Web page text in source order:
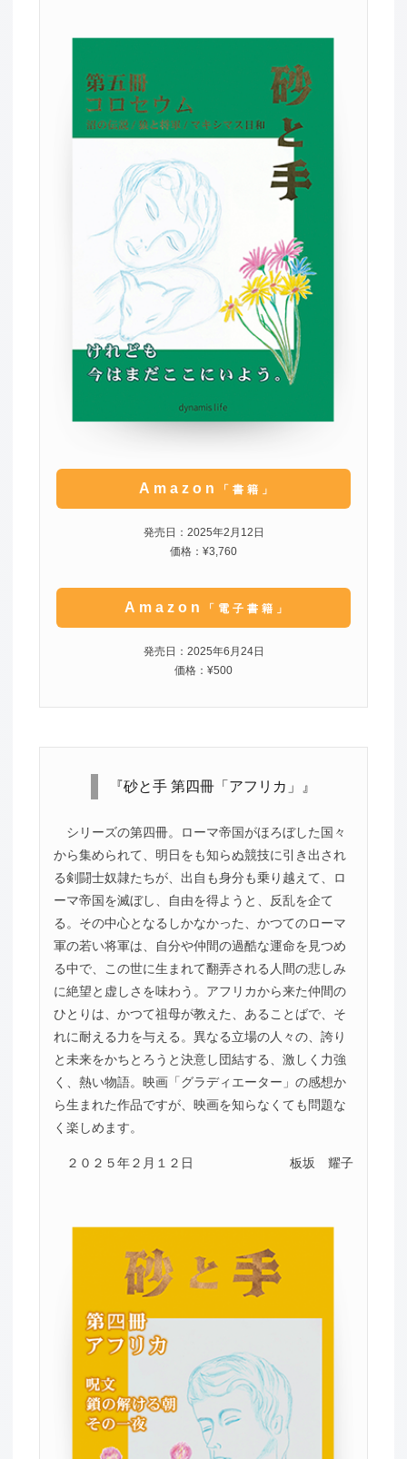
Amazon 「書籍」
発売日：2025年2月12日
価格：¥3,760
Amazon 「電子書籍」
発売日：2025年6月24日
価格：¥500
『砂と手 第四冊「アフリカ」』
シリーズの第四冊。ローマ帝国がほろぼした国々
から集められて、明日をも知らぬ競技に引き出され
る剣闘士奴隷たちが、出自も身分も乗り越えて、ロ
ーマ帝国を滅ぼし、自由を得ようと、反乱を企て
る。その中心となるしかなかった、かつてのローマ
軍の若い将軍は、自分や仲間の過酷な運命を見つめ
る中で、この世に生まれて翻弄される人間の悲しみ
に絶望と虚しさを味わう。アフリカから来た仲間の
ひとりは、かつて祖母が教えた、あることばで、そ
れに耐える力を与える。異なる立場の人々の、誇り
と未来をかちとろうと決意し団結する、激しく力強
く、熱い物語。映画「グラディエーター」の感想か
ら生まれた作品ですが、映画を知らなくても問題な
く楽しめます。
２０２５年２月１２日 板坂 耀子